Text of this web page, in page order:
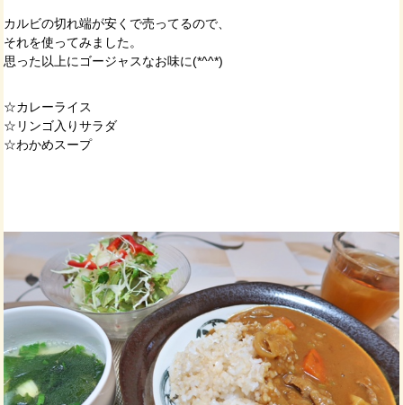
カルビの切れ端が安くで売ってるので、
それを使ってみました。
思った以上にゴージャスなお味に(*^^*)
☆カレーライス
☆リンゴ入りサラダ
☆わかめスープ